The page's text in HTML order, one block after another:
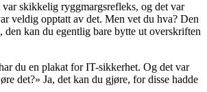
var skikkelig ryggmargsrefleks, og det var
veldig opptatt av det. Men vet du hva? Den
kan du egentlig bare bytte ut overskriften
du en plakat for IT-sikkerhet. Og det var
det?» Ja, det kan du gjøre, for disse hadde